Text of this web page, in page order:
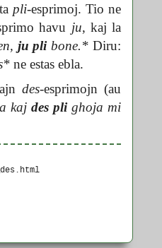
pli-esprimoj. Tio ne
havu ju, kaj la
ju plibone.* Diru:
ne estas ebla.
des-esprimojn (au
kajdes plighoja mi